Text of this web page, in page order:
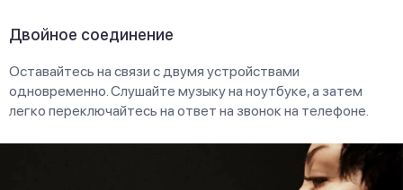
Двойное соединение
Оставайтесь на связи с двумя устройствами
одновременно. Слушайте музыку на ноутбуке, а затем
легко переключайтесь на ответ на звонок на телефоне.